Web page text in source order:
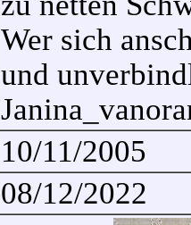
Wer sich
und
10/11/2005
08/12/2022